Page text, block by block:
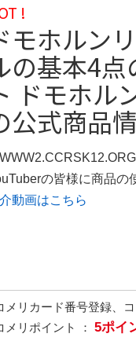
!
モホルン
の基本4
ドモホル
公式商品
の皆様に商品の
動画はこちら
メリカード番号登録、
メリポイント ： 5ポイ